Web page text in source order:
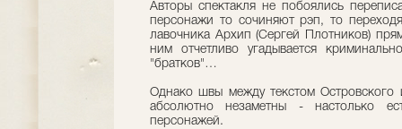
Авторы спектакля не побоялись
персонажи то сочиняют рэп, то
лавочника Архип (Сергей Плотников)
ним отчетливо угадывается
"братков"…
Однако швы между текстом Островского
абсолютно незаметны - настолько
персонажей.